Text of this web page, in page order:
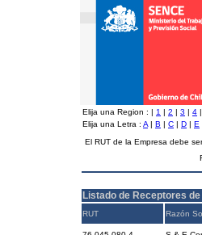
Elija una Region : | 1 | 2 | 3 | 4
Elija una Letra : A | B | C | D | E
El RUT de la Empresa debe
Listado de Receptores
RUT Razón